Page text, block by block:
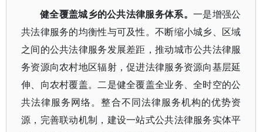
健全覆盖城乡的公共法律服务体系。 一是增强公
共法律服务的均衡性与可及性。不断缩小城乡、区域
之间的公共法律服务发展差距，推动城市公共法律服
务资源向农村地区辐射，促进法律服务资源向基层延
伸、向农村覆盖。二是健全覆盖全业务、全时空的公
共法律服务网络。整合不同法律服务机构的优势资
源，完善联动机制，建设一站式公共法律服务实体平